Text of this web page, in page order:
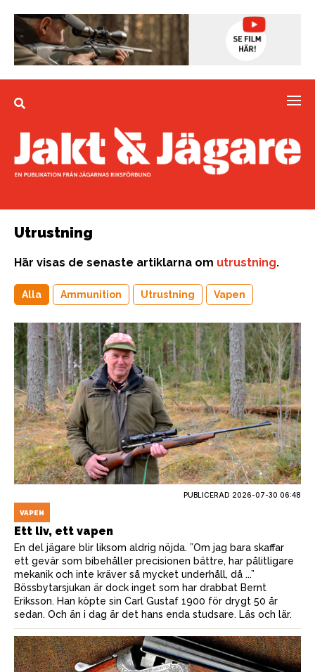
Utrustning
Här visas de senaste artiklarna om utrustning.
Alla Ammunition Utrustning Vapen
PUBLICERAD 2026-07-30 06:48
VAPEN
Ett liv, ett vapen
En del jägare blir liksom aldrig nöjda. ”Om jag bara skaffar
ett gevär som bibehåller precisionen bättre, har pålitligare
mekanik och inte kräver så mycket underhåll, då ...”
Bössbytarsjukan är dock inget som har drabbat Bernt
Eriksson. Han köpte sin Carl Gustaf 1900 för drygt 50 år
sedan. Och än i dag är det hans enda studsare. Läs och lär.